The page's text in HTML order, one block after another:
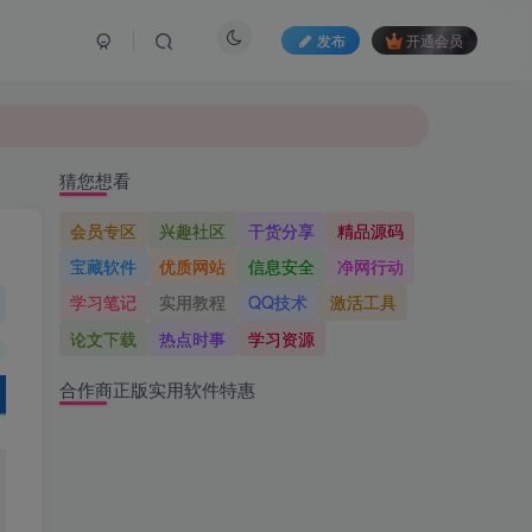
发布 开通会员
猜您想看
会员专区 兴趣社区 干货分享
精品源码
宝藏软件
优质网站 信息安全
净网行动
学习笔记
实用教程 QQ技术
激活工具
论文下载
热点时事 学习资源
合作商正版实用软件特惠